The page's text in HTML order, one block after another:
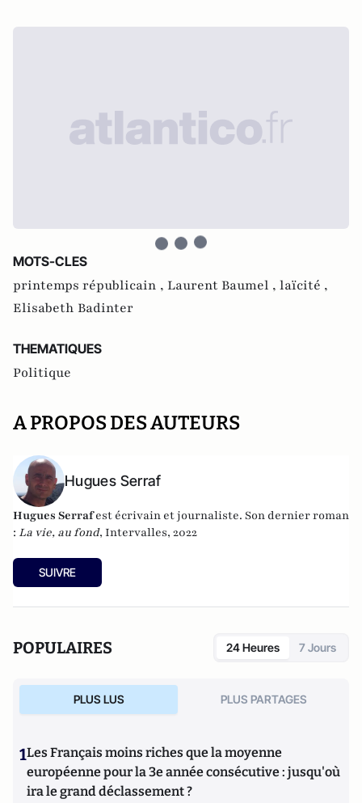
MOTS-CLES
printemps républicain , Laurent Baumel , laïcité ,
Elisabeth Badinter
THEMATIQUES
Politique
A PROPOS DES AUTEURS
Hugues Serraf
Hugues Serrafest écrivain et journaliste. Son dernier roman
: La vie, au fond, Intervalles, 2022
SUIVRE
POPULAIRES 24 Heures 7 Jours
PLUS LUS PLUS PARTAGES
1Les Français moins riches que la moyenne
européenne pour la 3e année consécutive : jusqu'où
ira le grand déclassement ?